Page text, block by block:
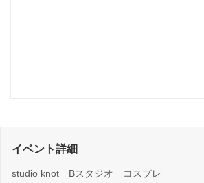
イベント詳細
studio knot Bスタジオ コスプレ